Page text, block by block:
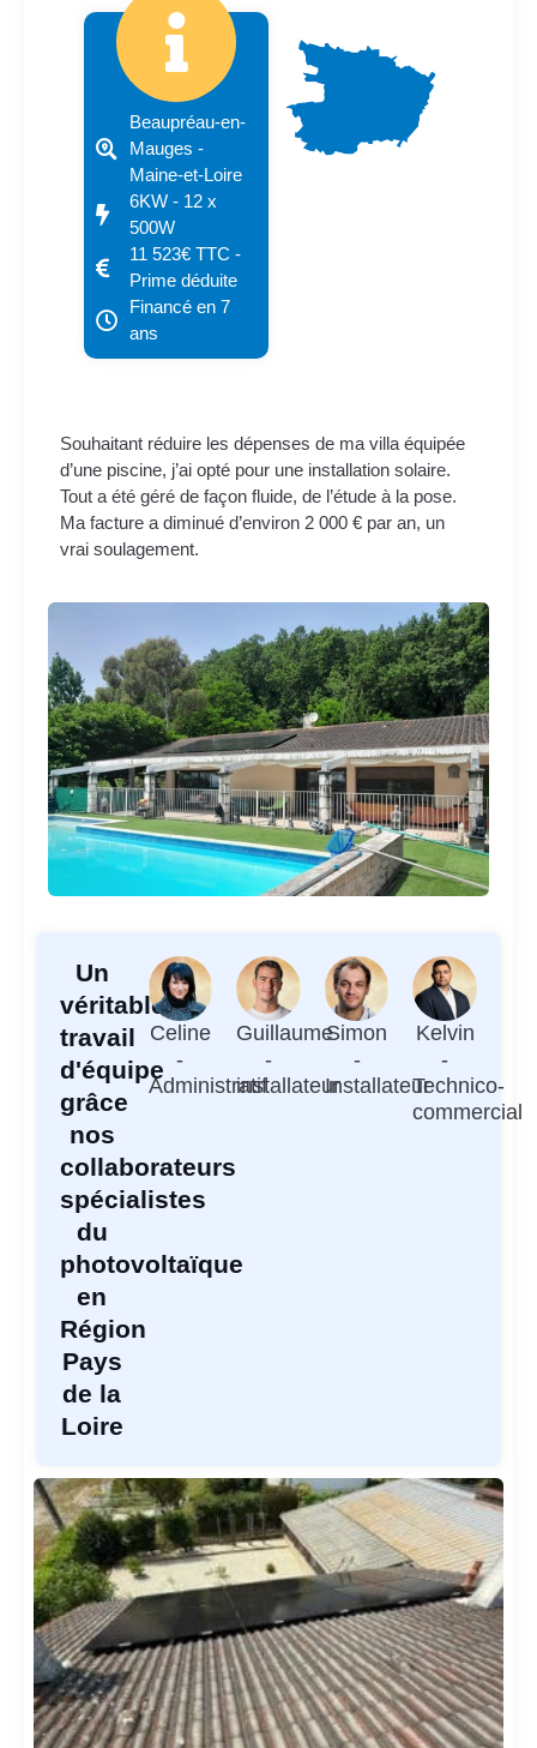
Beaupréau-en-
Mauges -
Maine-et-Loire
6KW - 12 x
500W
11 523€ TTC -
Prime déduite
Financé en 7
ans
Souhaitant réduire les dépenses de ma villa équipée
d’une piscine, j’ai opté pour une installation solaire.
Tout a été géré de façon fluide, de l’étude à la pose.
Ma facture a diminué d’environ 2 000 € par an, un
vrai soulagement.
Un
véritable
travail
d'équipe
grâce
nos
collaborateurs
spécialistes
du
photovoltaïque
en
Région
Pays
de la
Loire
Celine
-
Administratif
Guillaume
-
installateur
Simon
-
Installateur
Kelvin
-
Technico-
commercial